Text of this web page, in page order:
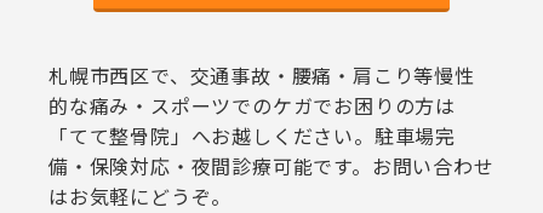
札幌市西区で、交通事故・腰痛・肩こり等慢性
的な痛み・スポーツでのケガでお困りの方は
「てて整骨院」へお越しください。駐車場完
備・保険対応・夜間診療可能です。お問い合わせ
はお気軽にどうぞ。